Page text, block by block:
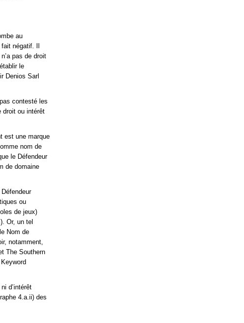
au
négatif. Il
pas de droit
le
Denios Sarl
contesté les
droit ou intérêt
est une marque
nom de
le Défendeur
de domaine
ou
de jeux)
Or, un tel
Nom de
notamment,
The Southern
d’intérêt
4.a.ii) des